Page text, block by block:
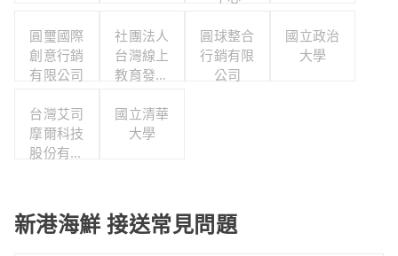
圓璽國際
創意行銷
有限公司
社團法人
台灣線上
教育發展
圓球整合
行銷有限
公司
國立政治
大學
台灣艾司
摩爾科技
股份有限
國立清華
大學
新港海鮮 接送常見問題